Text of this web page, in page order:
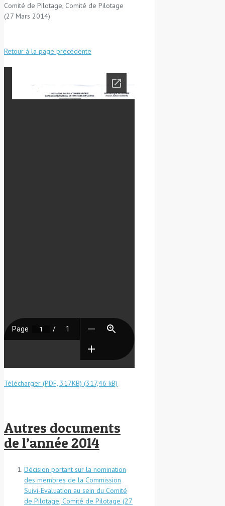
Comité de Pilotage, Comité de Pilotage
(27 Mars 2014)
Retour à la page précédente
Télécharger (PDF, 317KB)
Autres documents
de l’année 2014
Décision portant sur la nomination
des membres de la Commission
Suivi-Evaluation au sein du Comité
de Pilotage, Comité de Pilotage (27